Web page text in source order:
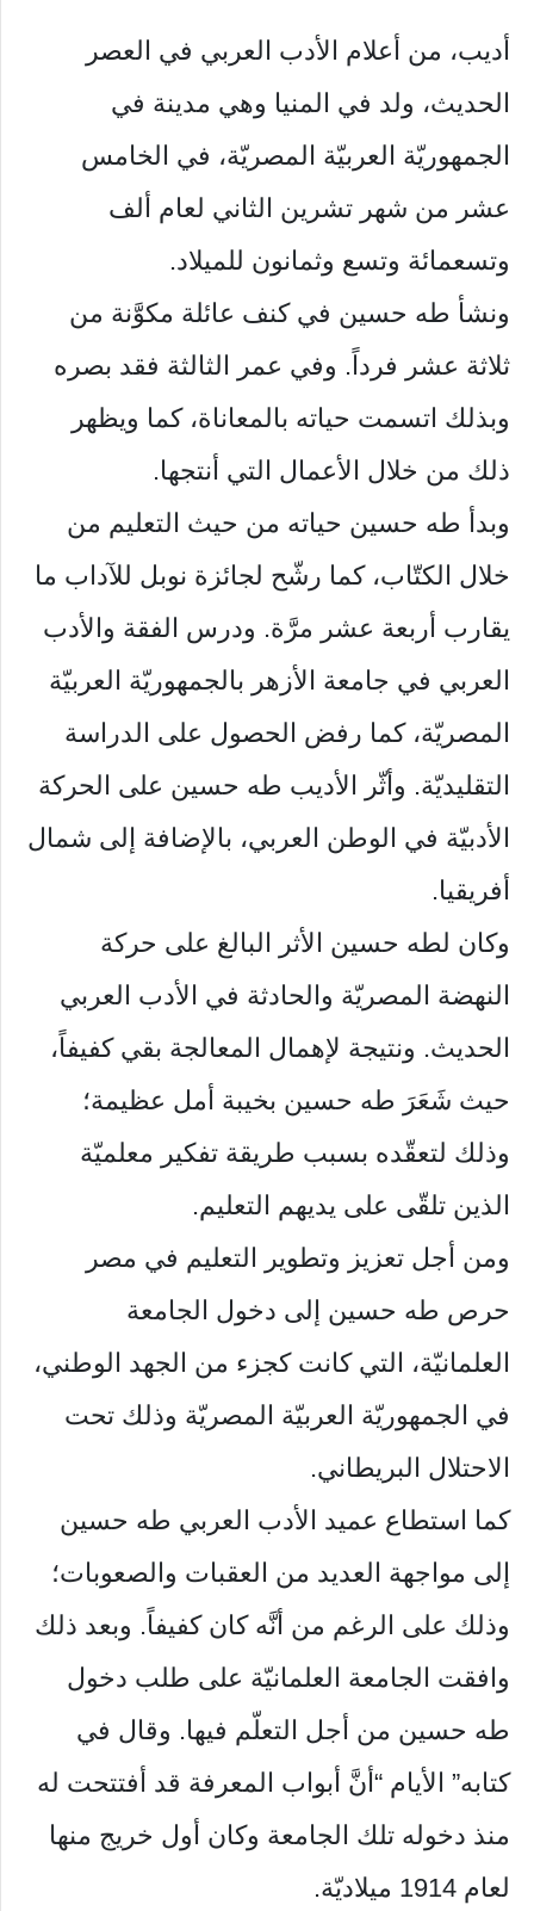
أديب، من أعلام الأدب العربي في العصر
الحديث، ولد في المنيا وهي مدينة في
الجمهوريّة العربيّة المصريّة، في الخامس
عشر من شهر تشرين الثاني لعام ألف
وتسعمائة وتسع وثمانون للميلاد.
ونشأ طه حسين في كنف عائلة مكوَّنة من
ثلاثة عشر فرداً. وفي عمر الثالثة فقد بصره
وبذلك اتسمت حياته بالمعاناة، كما ويظهر
ذلك من خلال الأعمال التي أنتجها.
وبدأ طه حسين حياته من حيث التعليم من
خلال الكتّاب، كما رشّح لجائزة نوبل للآداب ما
يقارب أربعة عشر مرَّة. ودرس الفقة والأدب
العربي في جامعة الأزهر بالجمهوريّة العربيّة
المصريّة، كما رفض الحصول على الدراسة
التقليديّة. وأثّر الأديب طه حسين على الحركة
الأدبيّة في الوطن العربي، بالإضافة إلى شمال
أفريقيا.
وكان لطه حسين الأثر البالغ على حركة
النهضة المصريّة والحادثة في الأدب العربي
الحديث. ونتيجة لإهمال المعالجة بقي كفيفاً،
حيث شَعَرَ طه حسين بخيبة أمل عظيمة؛
وذلك لتعقّده بسبب طريقة تفكير معلميّة
الذين تلقّى على يديهم التعليم.
ومن أجل تعزيز وتطوير التعليم في مصر
حرص طه حسين إلى دخول الجامعة
العلمانيّة، التي كانت كجزء من الجهد الوطني،
في الجمهوريّة العربيّة المصريّة وذلك تحت
الاحتلال البريطاني.
كما استطاع عميد الأدب العربي طه حسين
إلى مواجهة العديد من العقبات والصعوبات؛
وذلك على الرغم من أنَّه كان كفيفاً. وبعد ذلك
وافقت الجامعة العلمانيّة على طلب دخول
طه حسين من أجل التعلّم فيها. وقال في
كتابه” الأيام “أنَّ أبواب المعرفة قد أفتتحت له
منذ دخوله تلك الجامعة وكان أول خريج منها
لعام 1914 ميلاديّة.